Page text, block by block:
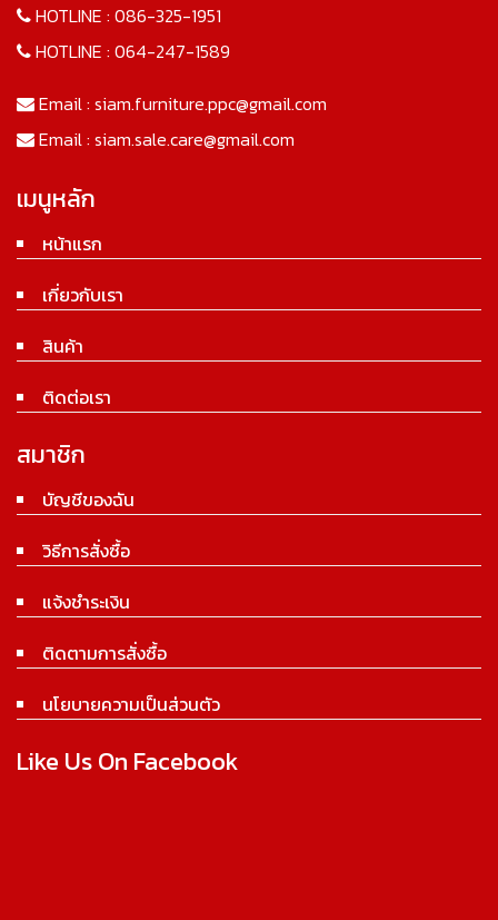
HOTLINE : 086-325-1951
HOTLINE : 064-247-1589
Email : siam.furniture.ppc@gmail.com
Email : siam.sale.care@gmail.com
เมนูหลัก
หน้าแรก
เกี่ยวกับเรา
สินค้า
ติดต่อเรา
สมาชิก
บัญชีของฉัน
วิธีการสั่งซื้อ
แจ้งชำระเงิน
ติดตามการสั่งซื้อ
นโยบายความเป็นส่วนตัว
Like Us On Facebook